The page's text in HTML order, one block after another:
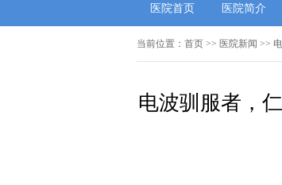
医院首页 医院简介
当前位置： 首页 >> 医院新闻 >>
电波驯服者，